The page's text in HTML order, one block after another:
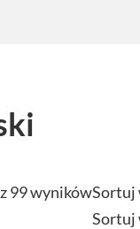
99 wynikówSortuj
Sortuj